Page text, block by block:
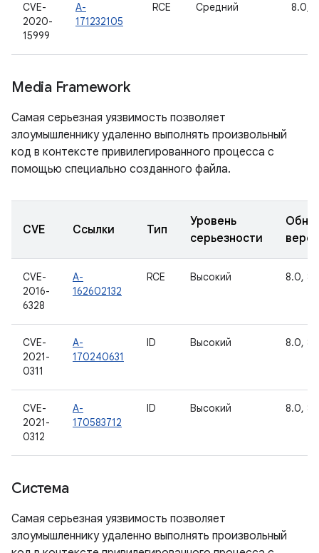
CVE-
2020-
15999
A-
171232105
RCE Средний 8.0,
Media Framework
Самая серьезная уязвимость позволяет
злоумышленнику удаленно выполнять произвольный
код в контексте привилегированного процесса с
помощью специально созданного файла.
CVE Ссылки Тип
Уровень
серьезности
CVE-
2016-
6328
A-
162602132
RCE Высокий 8.0,
CVE-
2021-
0311
A-
170240631
ID Высокий 8.0,
CVE-
2021-
0312
A-
170583712
ID Высокий 8.0,
Система
Самая серьезная уязвимость позволяет
злоумышленнику удаленно выполнять произвольный